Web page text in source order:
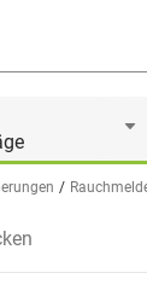
Zubehör von